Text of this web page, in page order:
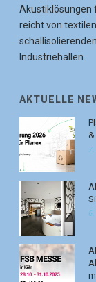
Akustiklösungen
reicht von
Industriehallen.
AKTUELLE